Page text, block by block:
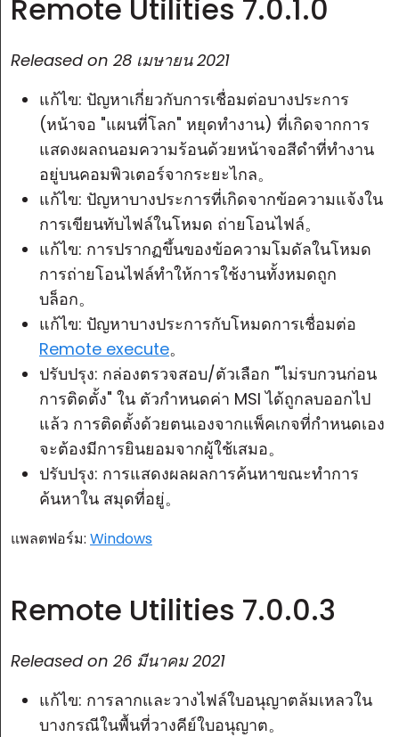
Remote Utilities 7.0.1.0
Released on 28 เมษายน 2021
แก้ไข: ปัญหาเกี่ยวกับการเชื่อมต่อบางประการ
(หน้าจอ "แผนที่โลก" หยุดทำงาน) ที่เกิดจากการ
แสดงผลถนอมความร้อนด้วยหน้าจอสีดำที่ทำงาน
อยู่บนคอมพิวเตอร์จากระยะไกล。
แก้ไข: ปัญหาบางประการที่เกิดจากข้อความแจ้งใน
การเขียนทับไฟล์ในโหมด ถ่ายโอนไฟล์。
แก้ไข: การปรากฏขึ้นของข้อความโมดัลในโหมด
การถ่ายโอนไฟล์ทำให้การใช้งานทั้งหมดถูก
บล็อก。
แก้ไข: ปัญหาบางประการกับโหมดการเชื่อมต่อ
Remote execute。
ปรับปรุง: กล่องตรวจสอบ/ตัวเลือก "ไม่รบกวนก่อน
การติดตั้ง" ใน ตัวกำหนดค่า MSI ได้ถูกลบออกไป
แล้ว การติดตั้งด้วยตนเองจากแพ็คเกจที่กำหนดเอง
จะต้องมีการยินยอมจากผู้ใช้เสมอ。
ปรับปรุง: การแสดงผลผลการค้นหาขณะทำการ
ค้นหาใน สมุดที่อยู่。
แพลตฟอร์ม: Windows
Remote Utilities 7.0.0.3
Released on 26 มีนาคม 2021
แก้ไข: การลากและวางไฟล์ใบอนุญาตล้มเหลวใน
บางกรณีในพื้นที่วางคีย์ใบอนุญาต。